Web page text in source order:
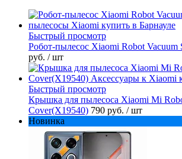
Быстрый просмотр
Робот-пылесос Xiaomi Robot Vacuum
руб. / шт
Быстрый просмотр
Крышка для пылесоса Xiaomi Mi
Cover(X19540) 790 руб. / шт
Новинка